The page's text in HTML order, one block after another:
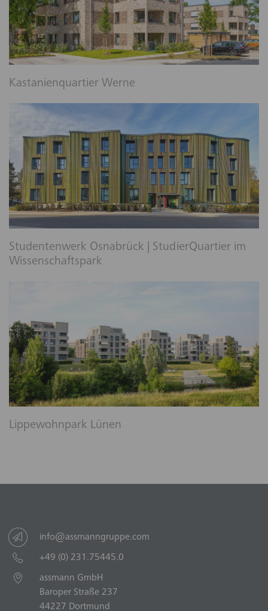
Kastanienquartier Werne
Studentenwerk Osnabrück | StudierQuartier im
Wissenschaftspark
Lippewohnpark Lünen
info@assmanngruppe.com
+49 (0) 231.75445.0
assmann GmbH
Baroper Straße 237
44227 Dortmund